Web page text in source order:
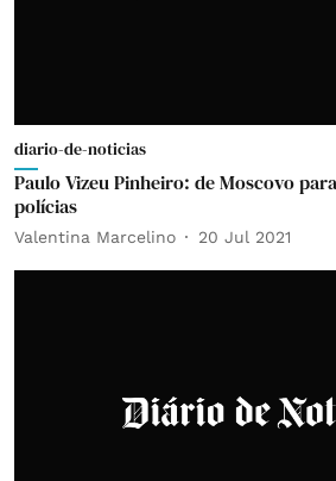
diario-de-noticias
Paulo Vizeu Pinheiro: de Moscovo
polícias
Valentina Marcelino 20 Jul 2021